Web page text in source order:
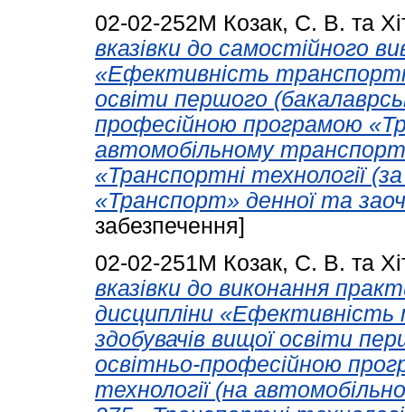
02-02-252М Козак, С. В. та
вказівки до самостійного
«Ефективність
освіти першого
професійною програмою
автомобільному
«Транспортні технології
«Транспорт» денної та
забезпечення]
02-02-251М Козак, С. В. та
вказівки до виконання
дисципліни
здобувачів вищої освіти
освітньо-професійною
технології (на